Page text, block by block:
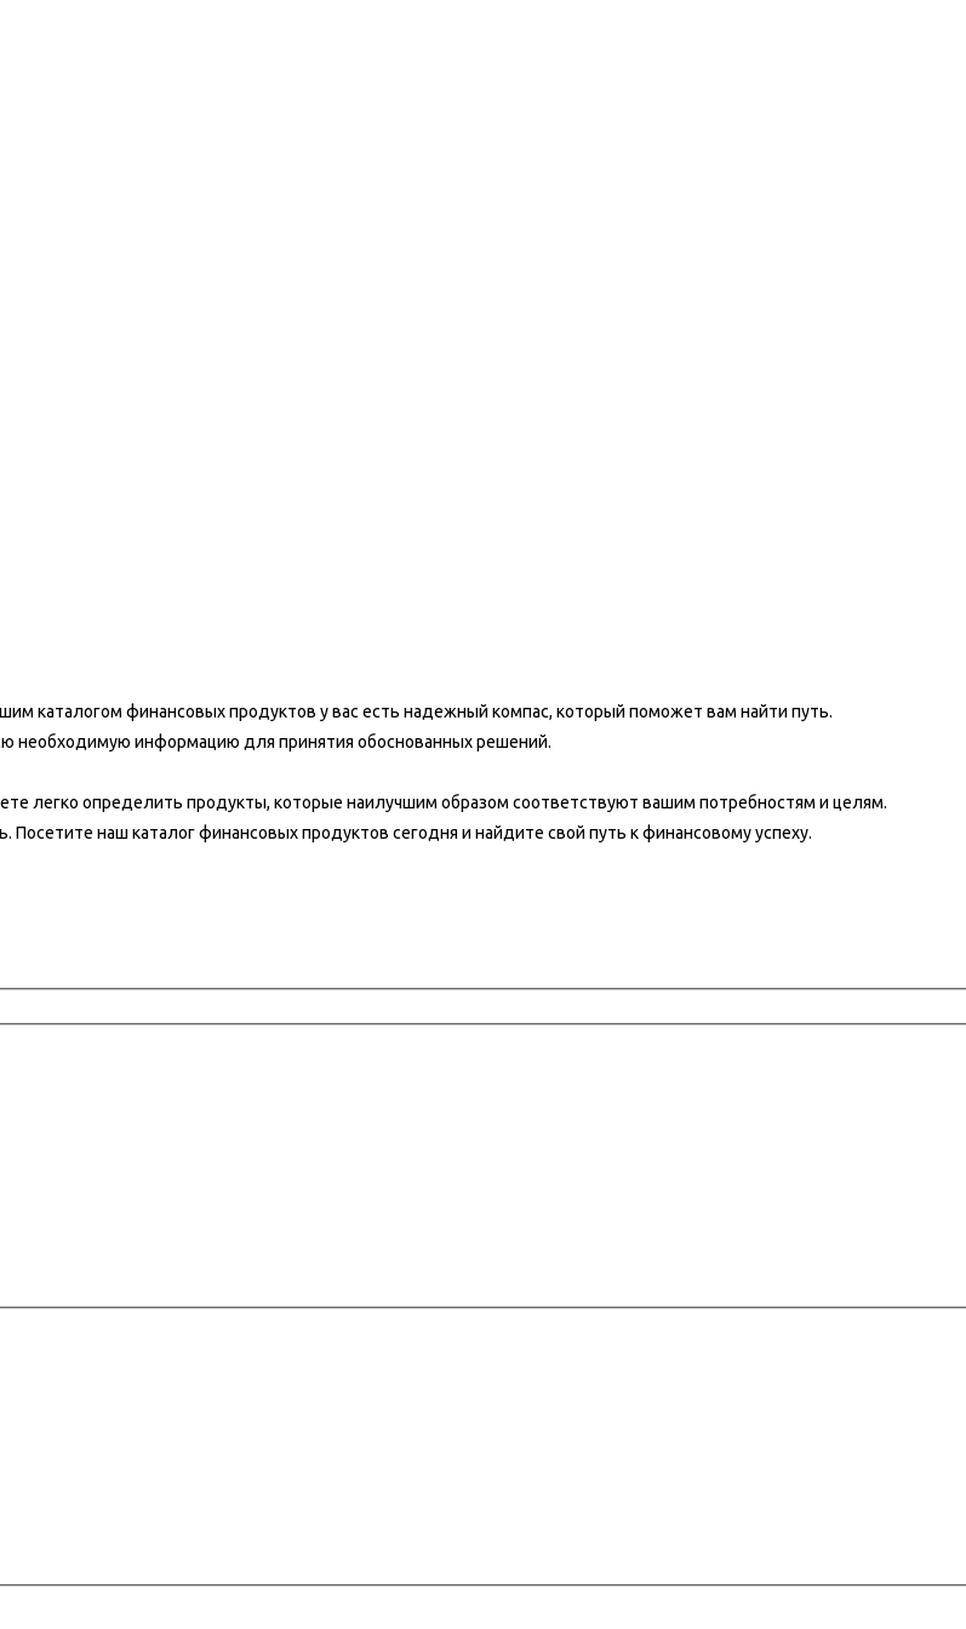
каталогом финансовых продуктов у вас есть надежный компас, который поможет вам найти путь.
необходимую информацию для принятия обоснованных решений.
легко определить продукты, которые наилучшим образом соответствуют вашим потребностям и целям.
наш каталог финансовых продуктов сегодня и найдите свой путь к финансовому успеху.